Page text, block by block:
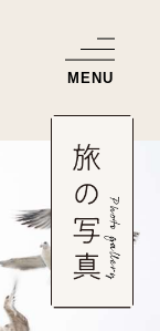
旅の写真